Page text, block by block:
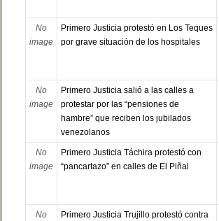
No
image
Primero Justicia protestó en Los Teques
por grave situación de los hospitales
No
image
Primero Justicia salió a las calles a
protestar por las “pensiones de
hambre” que reciben los jubilados
venezolanos
No
image
Primero Justicia Táchira protestó con
“pancartazo” en calles de El Piñal
No
Primero Justicia Trujillo protestó contra